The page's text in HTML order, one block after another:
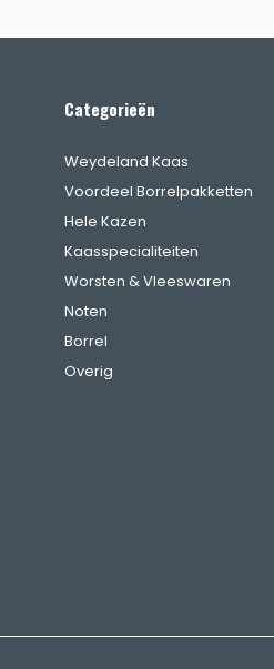
Categorieën
Weydeland Kaas
Voordeel Borrelpakketten
Hele Kazen
Kaasspecialiteiten
Worsten & Vleeswaren
Noten
Borrel
Overig